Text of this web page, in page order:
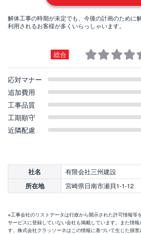
解体工事の時期が未定でも、今後の計画のために
利用されるお客様が多くいらっしゃいます。
総合
応対マナー
追加費用
工事品質
工期順守
近隣配慮
社名 有限会社三州建設
所在地 宮崎県日南市瀬貝1-1-12
※工事会社のリストデータは行政から開示された許可情報等
サービスに登録していない会社も掲載しています。また情
す。株式会社クラッソーネはこの情報に基づいて生じた損害